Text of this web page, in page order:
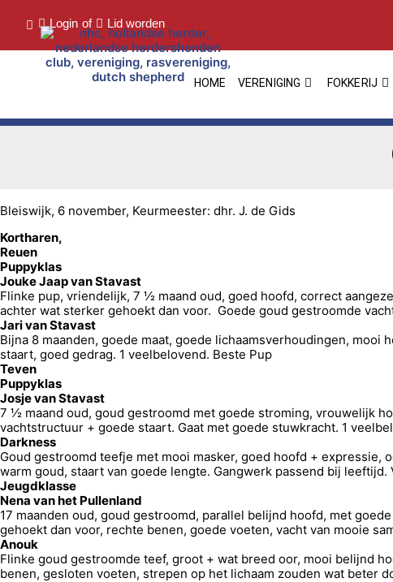
Login of Lid worden
HOME VERENIGING FOKKERIJ
Bleiswijk, 6 november, Keurmeester: dhr. J. de Gids
Kortharen,
Reuen
Puppyklas
Jouke Jaap van Stavast
Flinke pup, vriendelijk, 7 ½ maand oud, goed hoofd, correct
achter wat sterker gehoekt dan voor. Goede goud gestroomde
Jari van Stavast
Bijna 8 maanden, goede maat, goede lichaamsverhoudingen,
staart, goed gedrag. 1 veelbelovend. Beste Pup
Teven
Puppyklas
Josje van Stavast
7 ½ maand oud, goud gestroomd met goede stroming, vrouwelijk
vachtstructuur + goede staart. Gaat met goede stuwkracht. 1
Darkness
Goud gestroomd teefje met mooi masker, goed hoofd +
warm goud, staart van goede lengte. Gangwerk passend bij
Jeugdklasse
Nena van het Pullenland
17 maanden oud, goud gestroomd, parallel belijnd hoofd, met
gehoekt dan voor, rechte benen, goede voeten, vacht van mooie
Anouk
Flinke goud gestroomde teef, groot + wat breed oor, mooi belijnd
benen, gesloten voeten, strepen op het lichaam zouden wat beter